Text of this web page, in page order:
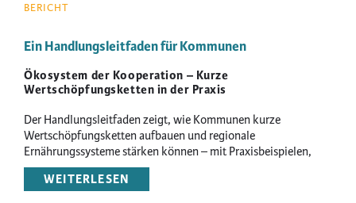
BERICHT
Ein Handlungsleitfaden für Kommunen
Ökosystem der Kooperation – Kurze
Wertschöpfungsketten in der Praxis
Der Handlungsleitfaden zeigt, wie Kommunen kurze
Wertschöpfungsketten aufbauen und regionale
Ernährungssysteme stärken können – mit Praxisbeispielen,
Strategien und Tipps aus dem KOPOS-Projekt.
WEITERLESEN
EIN